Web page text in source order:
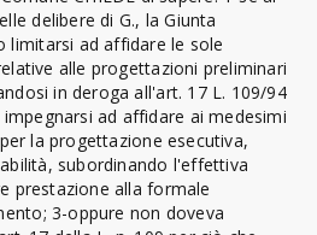
delibere di G., la Giunta
limitarsi ad affidare le sole
alle progettazioni preliminari
in deroga all'art. 17 L. 109/94
ad affidare ai medesimi
la progettazione esecutiva,
subordinando l'effettiva
prestazione alla formale
3-oppure non doveva